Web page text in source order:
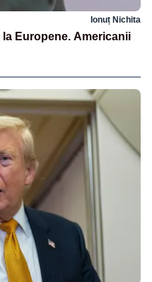
Ionuț Nichita
Europene. Americanii